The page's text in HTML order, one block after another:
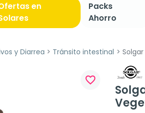
en
Packs
Ahorro
y Diarrea Tránsito intestinal
favorite_border